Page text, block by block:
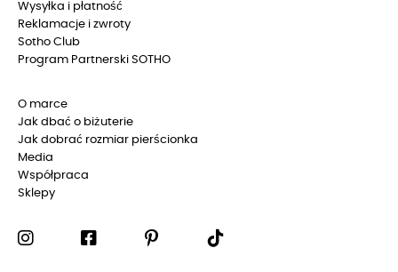
Wysyłka i płatność
Reklamacje i zwroty
Sotho Club
Program Partnerski SOTHO
O marce
Jak dbać o biżuterie
Jak dobrać rozmiar pierścionka
Media
Współpraca
Sklepy